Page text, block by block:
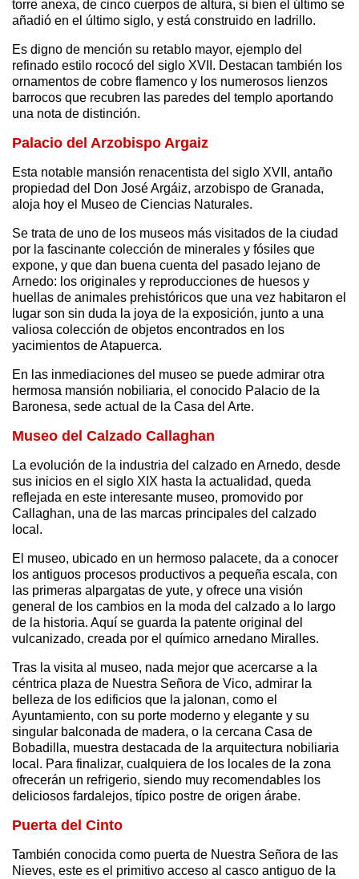
torre anexa, de cinco cuerpos de altura, si bien el último se
añadió en el último siglo, y está construido en ladrillo.
Es digno de mención su retablo mayor, ejemplo del
refinado estilo rococó del siglo XVII. Destacan también los
ornamentos de cobre flamenco y los numerosos lienzos
barrocos que recubren las paredes del templo aportando
una nota de distinción.
Palacio del Arzobispo Argaiz
Esta notable mansión renacentista del siglo XVII, antaño
propiedad del Don José Argáiz, arzobispo de Granada,
aloja hoy el Museo de Ciencias Naturales.
Se trata de uno de los museos más visitados de la ciudad
por la fascinante colección de minerales y fósiles que
expone, y que dan buena cuenta del pasado lejano de
Arnedo: los originales y reproducciones de huesos y
huellas de animales prehistóricos que una vez habitaron el
lugar son sin duda la joya de la exposición, junto a una
valiosa colección de objetos encontrados en los
yacimientos de Atapuerca.
En las inmediaciones del museo se puede admirar otra
hermosa mansión nobiliaria, el conocido Palacio de la
Baronesa, sede actual de la Casa del Arte.
Museo del Calzado Callaghan
La evolución de la industria del calzado en Arnedo, desde
sus inicios en el siglo XIX hasta la actualidad, queda
reflejada en este interesante museo, promovido por
Callaghan, una de las marcas principales del calzado
local.
El museo, ubicado en un hermoso palacete, da a conocer
los antiguos procesos productivos a pequeña escala, con
las primeras alpargatas de yute, y ofrece una visión
general de los cambios en la moda del calzado a lo largo
de la historia. Aquí se guarda la patente original del
vulcanizado, creada por el químico arnedano Miralles.
Tras la visita al museo, nada mejor que acercarse a la
céntrica plaza de Nuestra Señora de Vico, admirar la
belleza de los edificios que la jalonan, como el
Ayuntamiento, con su porte moderno y elegante y su
singular balconada de madera, o la cercana Casa de
Bobadilla, muestra destacada de la arquitectura nobiliaria
local. Para finalizar, cualquiera de los locales de la zona
ofrecerán un refrigerio, siendo muy recomendables los
deliciosos fardalejos, típico postre de origen árabe.
Puerta del Cinto
También conocida como puerta de Nuestra Señora de las
Nieves, este es el primitivo acceso al casco antiguo de la